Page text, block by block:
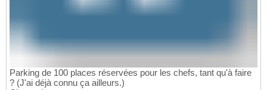
Parking de 100 places réservées pour les chefs, tant qu'à faire
? (J'ai déjà connu ça ailleurs.)